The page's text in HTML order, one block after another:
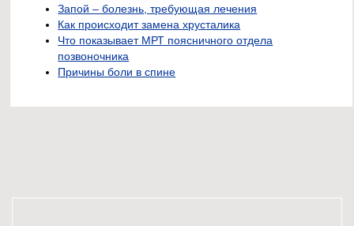
Запой – болезнь, требующая лечения
Как происходит замена хрусталика
Что показывает МРТ поясничного отдела
позвоночника
Причины боли в спине